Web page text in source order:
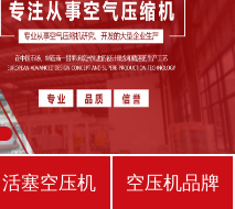
活塞空压机 空压机品牌